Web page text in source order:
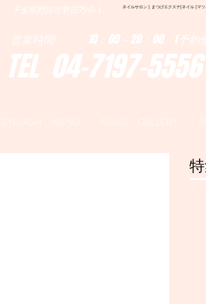
ネイルサロン | まつげエクステ|ネイル |マ
千葉県野田市野田790-1
TEL 04-7197-5556
営業時間 10：00～20：00 (予約